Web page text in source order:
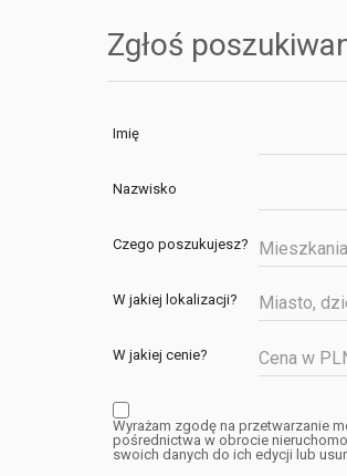
Zgłoś
Imię
Nazwisko
Czego poszukujesz?
W jakiej lokalizacji?
W jakiej cenie?
Wyrażam zgodę na przetwarzanie
pośrednictwa w obrocie
swoich danych do ich edycji lub